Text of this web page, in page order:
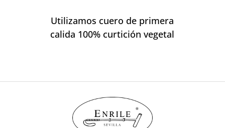
Utilizamos cuero de primera
calida 100% curtición vegetal